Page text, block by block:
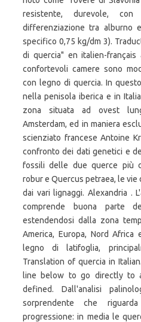
resistente, durevole,
differenziazione tra alburno
specifico 0,75 kg/dm 3).
di quercia" en italien-français
confortevoli camere sono
con legno di quercia. In
nella penisola iberica e in
zona situata ad ovest
Amsterdam, ed in maniera
scienziato francese Antoine
confronto dei dati genetici e
fossili delle due querce più
robur e Quercus petraea, le
dai vari lignaggi. Alexandria .
comprende buona parte
estendendosi dalla zona
America, Europa, Nord Africa
legno di latifoglia,
Translation of quercia in
line below to go directly to
defined. Dall'analisi
sorprendente che
progressione: in media le